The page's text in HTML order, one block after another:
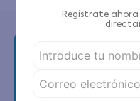
Regístrate ahora